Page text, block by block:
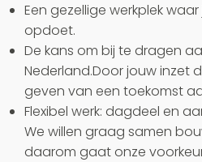
Een gezellige werkplek
opdoet.
De kans om bij te dragen
Nederland.Door jouw inzet
geven van een toekomst
Flexibel werk: dagdeel en
We willen graag samen
daarom gaat onze